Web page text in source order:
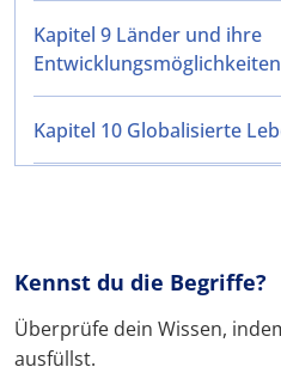
Kapitel 9 Länder und ihre
Entwicklungsmöglichkeiten
Kapitel 10 Globalisierte
Kennst du die Begriffe?
Überprüfe dein Wissen,
ausfüllst.